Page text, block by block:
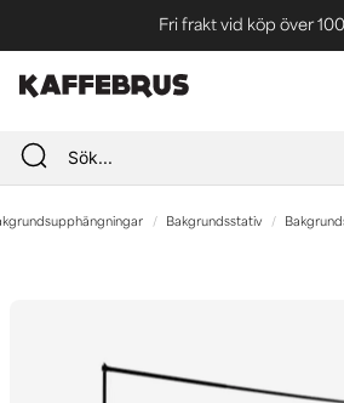
Fri frakt vid köp över
Bakgrundsstativ